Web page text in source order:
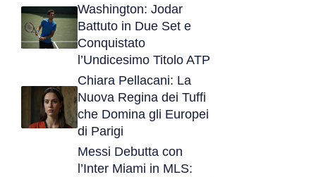
Washington: Jodar
Battuto in Due Set e
Conquistato
l’Undicesimo Titolo ATP
Chiara Pellacani: La
Nuova Regina dei Tuffi
che Domina gli Europei
di Parigi
Messi Debutta con
l’Inter Miami in MLS: